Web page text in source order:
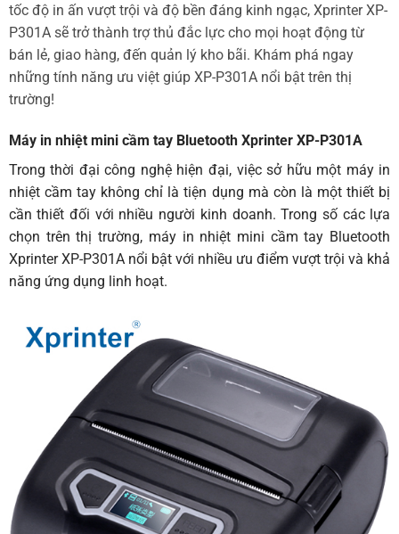
tốc độ in ấn vượt trội và độ bền đáng kinh ngạc, Xprinter XP-
P301A sẽ trở thành trợ thủ đắc lực cho mọi hoạt động từ
bán lẻ, giao hàng, đến quản lý kho bãi. Khám phá ngay
những tính năng ưu việt giúp XP-P301A nổi bật trên thị
trường!
Máy in nhiệt mini cầm tay Bluetooth Xprinter XP-P301A
Trong thời đại công nghệ hiện đại, việc sở hữu một máy in
nhiệt cầm tay không chỉ là tiện dụng mà còn là một thiết bị
cần thiết đối với nhiều người kinh doanh. Trong số các lựa
chọn trên thị trường, máy in nhiệt mini cầm tay Bluetooth
Xprinter XP-P301A nổi bật với nhiều ưu điểm vượt trội và khả
năng ứng dụng linh hoạt.